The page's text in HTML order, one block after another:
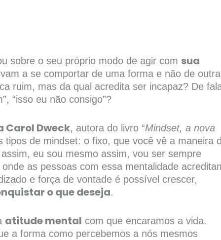
sobre o seu próprio modo de agir com sua
a se comportar de uma forma e não de
ruim, mas da qual acredita ser incapaz? De
“isso eu não consigo”?
Carol Dweck, autora do livro “Mindset, a nova
tipos de mindset: o fixo, que você vê a maneira
eu sou mesmo assim, vou ser sempre
as pessoas com essa mentalidade
e força de vontade é possível crescer,
o que deseja.
atitude mental com que encaramos a vida.
a forma como percebemos a nós mesmos